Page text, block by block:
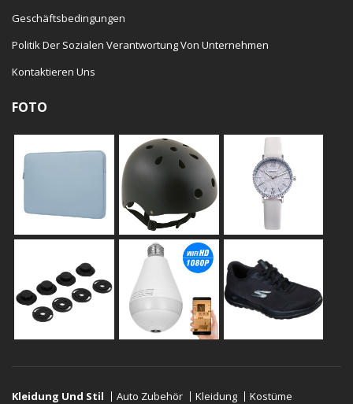
Geschäftsbedingungen
Politik Der Sozialen Verantwortung Von Unternehmen
Kontaktieren Uns
FOTO
Kleidung Und Stil Auto Zubehör Kleidung
Kostüme